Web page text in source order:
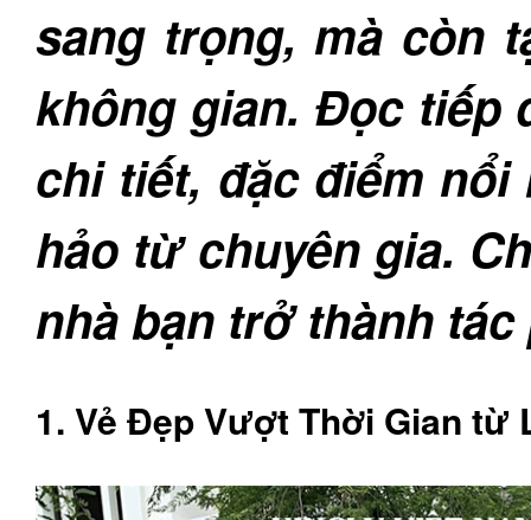
sang trọng, mà còn
không gian. Đọc tiếp
chi tiết, đặc điểm
hảo từ chuyên gia.
nhà bạn trở thành
1. Vẻ Đẹp Vượt Thời Gian từ